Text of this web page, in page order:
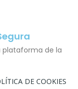
plataforma de la
DE COOKIES